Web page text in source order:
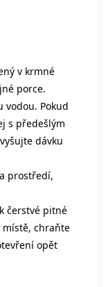
v krmné
porce.
vodou. Pokud
s předešlým
dávku
prostředí,
čerstvé pitné
místě, chraňte
opět